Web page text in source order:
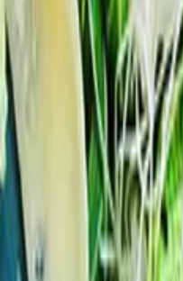
Öppettider